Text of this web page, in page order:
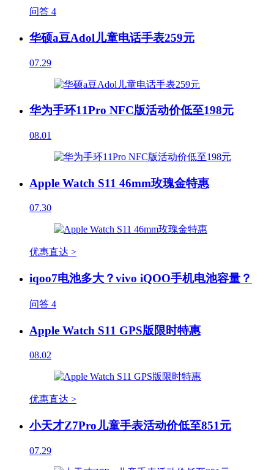
问答 4
华硕a豆Adol儿童电话手表259元
07.29
华为手环11Pro NFC版活动价低至198元
08.01
Apple Watch S11 46mm玫瑰金特惠
07.30
优惠直达 >
iqoo7电池多大？vivo iQOO手机电池容量？
问答 4
Apple Watch S11 GPS版限时特惠
08.02
优惠直达 >
小天才Z7Pro儿童手表活动价低至851元
07.29